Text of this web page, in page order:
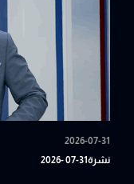
2026-07-31
نشرة31-07 -2026